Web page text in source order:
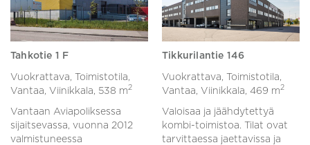
Tahkotie 1 F
Vuokrattava, Toimistotila,
Vantaa, Viinikkala, 538 m2
Vantaan Aviapoliksessa
sijaitsevassa, vuonna 2012
valmistuneessa
Tikkurilantie 146
Vuokrattava, Toimistotila,
Vantaa, Viinikkala, 469 m2
Valoisaa ja jäähdytettyä
kombi-toimistoa. Tilat ovat
tarvittaessa jaettavissa ja